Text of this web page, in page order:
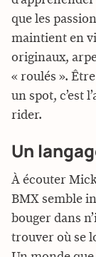
que les
maintient en
originaux,
« roulés ».
un spot, c’est
rider.
Un
À écouter
BMX semble
bouger dans
trouver où se